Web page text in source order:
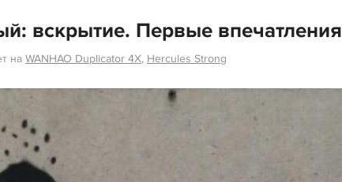
вскрытие. Первые впечатления
на WANHAO Duplicator 4X, Hercules Strong